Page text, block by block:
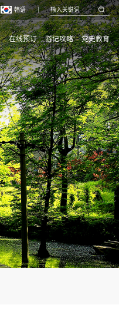
韩语
在线预订 游记攻略 党史教育